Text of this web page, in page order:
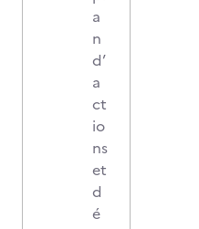
a
n
d’
a
ct
io
ns
et
d
é